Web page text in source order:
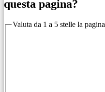
questa pagina?
Valuta da 1 a 5 stelle la pagina